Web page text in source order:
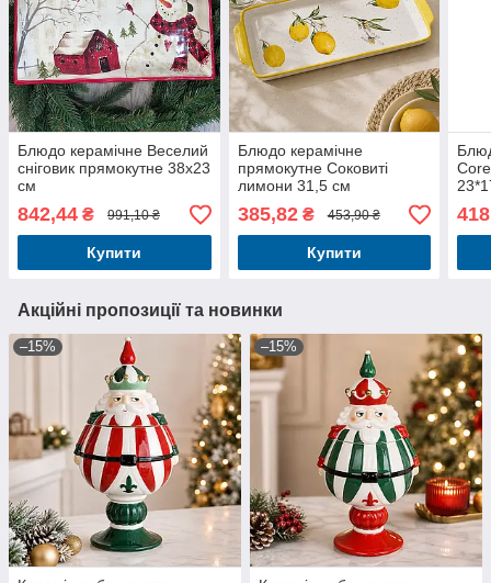
Блюдо керамічне Веселий
сніговик прямокутне 38х23
см
842,44 ₴ 991,10 ₴
Купити
Блюдо керамічне
прямокутне Соковиті
лимони 31,5 см
385,82₴ 453,90 ₴
Купити
Акційні пропозиції та новинки
–15% –15%